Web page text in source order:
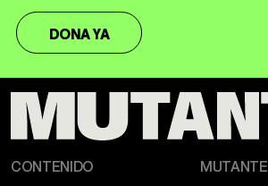
DONACIONES
ESPECIALES
DONA YA
CONTENIDO MUTANTE